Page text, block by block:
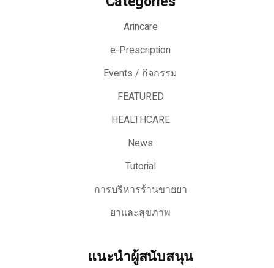
Arincare
e-Prescription
Events / กิจกรรม
FEATURED
HEALTHCARE
News
Tutorial
การบริหารร้านขายยา
ยาและสุขภาพ
แนะนำผู้สนับสนุน